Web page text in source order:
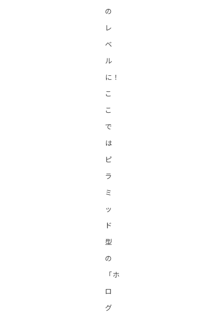
の
レ
ベ
ル
に！
こ
こ
で
は
ピ
ラ
ミ
ッ
ド
型
の
「ホ
ロ
グ